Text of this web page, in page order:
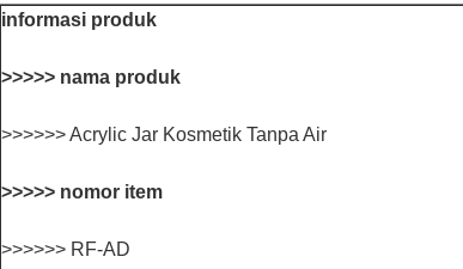
informasi produk
>>>>> nama produk
>>>>>> Acrylic Jar Kosmetik Tanpa Air
>>>>> nomor item
>>>>>> RF-AD